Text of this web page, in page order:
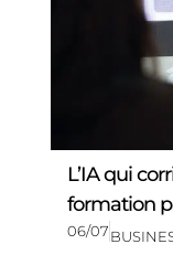
L’IA qui
formation
06/07